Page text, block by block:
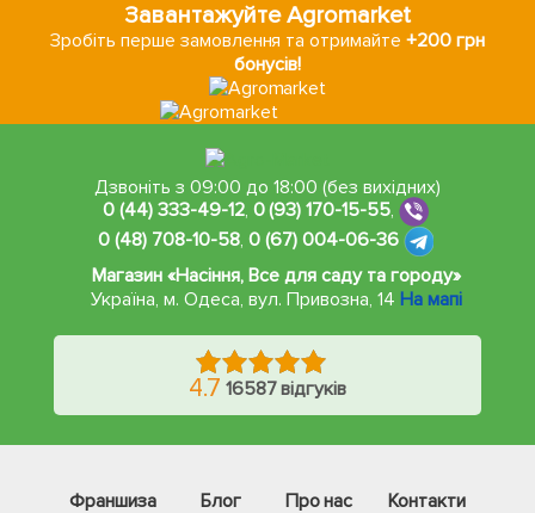
Завантажуйте Agromarket
Зробіть перше замовлення та отримайте+200 грн
бонусів!
Дзвоніть з 09:00 до 18:00 (без вихідних)
0 (44) 333-49-12, 0 (93) 170-15-55,
0 (48) 708-10-58, 0 (67) 004-06-36
Магазин «Насіння, Все для саду та городу»
Україна, м. Одеса,вул. Привозна, 14 На мапі
4.7 16587 відгуків
Франшиза Блог Про нас
Контакти